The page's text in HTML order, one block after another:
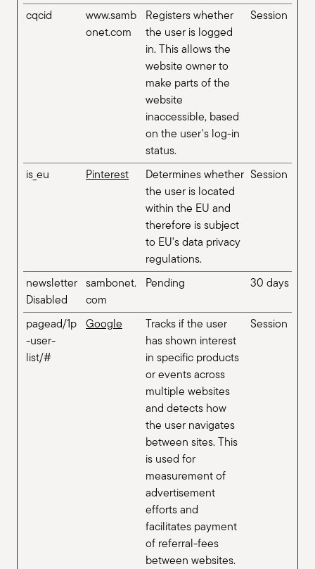
cqcid
www.samb
onet.com
Registers whether
the user is logged
in. This allows the
website owner to
make parts of the
website
inaccessible, based
on the user's log-in
status.
Session
is_eu Pinterest
Determines whether
the user is located
within the EU and
therefore is subject
to EU's data privacy
regulations.
Session
newsletter
Disabled
sambonet.
com
Pending 30 days
pagead/1p
-user-
list/#
Google
Tracks if the user
has shown interest
in specific products
or events across
multiple websites
and detects how
the user navigates
between sites. This
is used for
measurement of
advertisement
efforts and
facilitates payment
of referral-fees
between websites.
Session